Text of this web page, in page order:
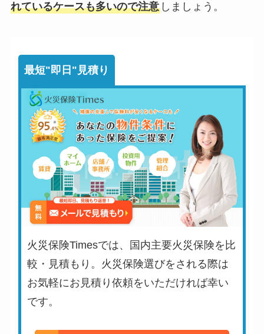
れているケースも多いので注意しましょう。
最短"即日"見積り
火災保険Timesでは、国内主要火災保険を比
較・見積もり。火災保険選びをされる際は
お気軽にお見積り依頼をいただければ幸い
です。